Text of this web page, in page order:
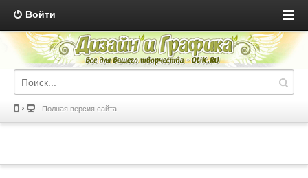
Войти
Полная версия сайта